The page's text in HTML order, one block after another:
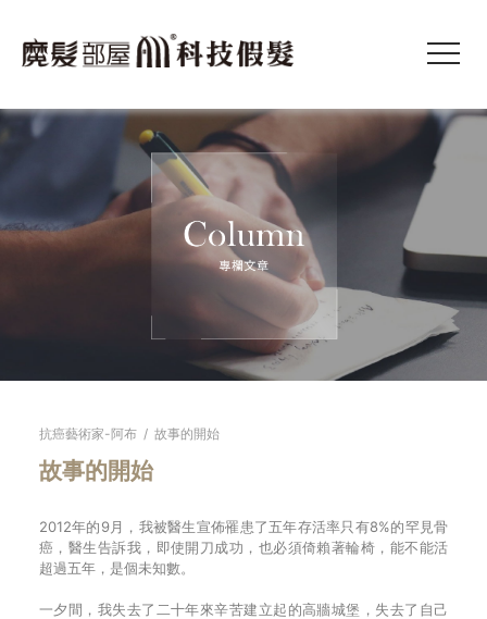
抗癌藝術家-阿布 / 故事的開始
故事的開始
2012年的9月，我被醫生宣佈罹患了五年存活率只有8%的罕見骨
癌，醫生告訴我，即使開刀成功，也必須倚賴著輪椅，能不能活
超過五年，是個未知數。
一夕間，我失去了二十年來辛苦建立起的高牆城堡，失去了自己